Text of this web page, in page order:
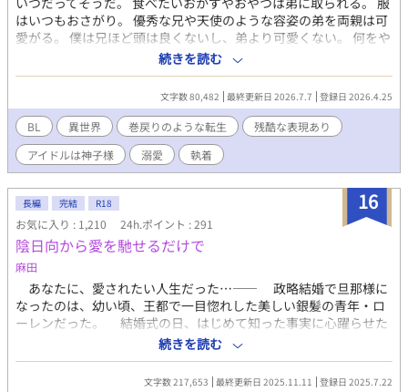
はいつもおさがり。 優秀な兄や天使のような容姿の弟を両親は可
愛がる。 僕は兄ほど頭は良くないし、弟より可愛くない。 何をや
らせてもミソッカスな僕。 だから、何もかもを諦めた。 またして
も突発的な思いつきによる投稿です。 楽しくお読みいただけたら
嬉しいです。 投稿ペースはのんびりです。 誤字脱字等で文章を突
然改稿するかもです。誤字脱字のご報告をいただけるとありがた
いです。
続きを読む
文字数 80,482 最終更新日 2026.7.7 登録日 2026.4.25
BL 異世界 巻戻りのような転生
残酷な表現あり
アイドルは神子様
溺愛 執着
16
長編 完結 R18
お気に入り : 1,210 24h.ポイント : 291
陰日向から愛を馳せるだけで
麻田
あなたに、愛されたい人生だった…―― 政略結婚で旦那様に
なったのは、幼い頃、王都で一目惚れした美しい銀髪の青年・ロ
ーレンだった。 結婚式の日、はじめて知った事実に心躍らせた
が、ローレンは望んだ結婚ではなかった。 ローレンには、愛す
る幼馴染のアルファがいた。 自分は、ローレンの子孫を残すた
めにたまたま選ばれただけのオメガに過ぎない。 「好きになって
続きを読む
文字数 217,653 最終更新日 2025.11.11 登録日 2025.7.22